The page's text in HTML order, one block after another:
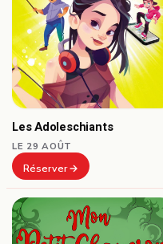
Les Adoleschiants
LE 29 AOÛT
Réserver